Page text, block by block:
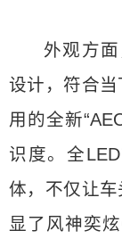
外观方
设计，符合
用的全新
识度。全
体，不仅让
显了风神奕